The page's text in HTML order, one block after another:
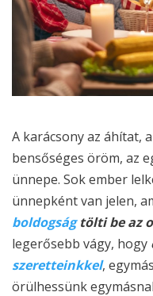
A karácsony az áhítat, a
bensőséges öröm, az
ünnepe. Sok ember
ünnepként van jelen,
boldogságtölti be az
legerősebb vágy, hogy
szeretteinkkel,
örülhessünk